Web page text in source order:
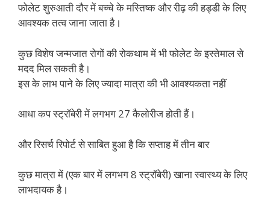
फोलेट शुरुआती दौर में बच्चे के मस्तिष्क और रीढ़ की हड्डी के लिए
आवश्यक तत्व जाना जाता है।
कुछ विशेष जन्मजात रोगों की रोकथाम में भी फोलेट के इस्तेमाल से
मदद मिल सकती है।
इस के लाभ पाने के लिए ज्यादा मात्रा की भी आवश्यकता नहीं
आधा कप स्ट्रॉबेरी में लगभग 27 कैलोरीज होती हैं।
और रिसर्च रिपोर्ट से साबित हुआ है कि सप्ताह में तीन बार
कुछ मात्रा में (एक बार में लगभग 8 स्ट्रॉबेरी) खाना स्वास्थ्य के लिए
लाभदायक है।